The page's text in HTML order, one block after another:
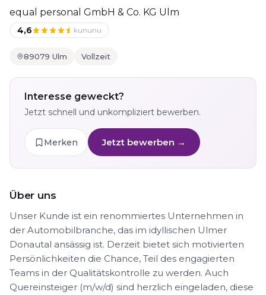
equal personal GmbH & Co. KG Ulm
4,6 kununu
89079 Ulm Vollzeit
Interesse geweckt?
Jetzt schnell und unkompliziert bewerben.
Merken Jetzt bewerben →
Über uns
Unser Kunde ist ein renommiertes Unternehmen in
der Automobilbranche, das im idyllischen Ulmer
Donautal ansässig ist. Derzeit bietet sich motivierten
Persönlichkeiten die Chance, Teil des engagierten
Teams in der Qualitätskontrolle zu werden. Auch
Quereinsteiger (m/w/d) sind herzlich eingeladen, diese